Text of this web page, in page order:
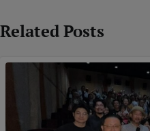
Related Posts